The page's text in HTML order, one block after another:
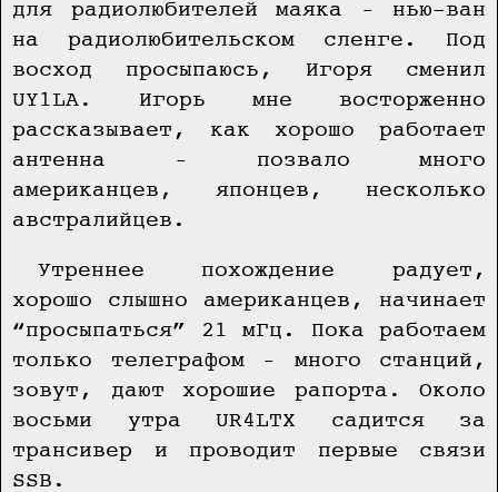
для радиолюбителей маяка – нью-ван
на радиолюбительском сленге. Под
восход просыпаюсь, Игоря сменил
UY1LA. Игорь мне восторженно
рассказывает, как хорошо работает
антенна – позвало много
американцев, японцев, несколько
австралийцев.
Утреннее похождение радует,
хорошо слышно американцев, начинает
“просыпаться” 21 мГц. Пока работаем
только телеграфом – много станций,
зовут, дают хорошие рапорта. Около
восьми утра UR4LTX садится за
трансивер и проводит первые связи
SSB.